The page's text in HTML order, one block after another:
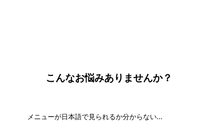
こんなお悩みありませんか？
メニューが日本語で見られるか分からない...